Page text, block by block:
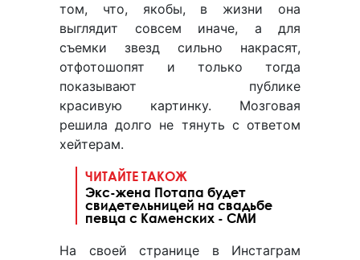
том, что, якобы, в жизни она
выглядит совсем иначе, а для
съемки звезд сильно накрасят,
отфотошопят и только тогда
показывают публике
красивую картинку. Мозговая
решила долго не тянуть с ответом
хейтерам.
ЧИТАЙТЕ ТАКОЖ
Экс-жена Потапа будет
свидетельницей на свадьбе
певца с Каменских - СМИ
На своей странице в Инстаграм